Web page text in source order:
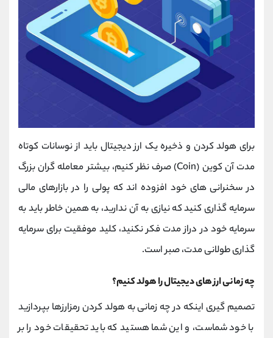
برای هولد کردن و ذخیره یک ارز دیجیتال باید از نوسانات کوتاه
مدت آن کوین (Coin)صرف نظر کنیم، بیشتر معامله گران بزرگ
در سخنرانی های خود افزوده اند که پولی را در بازارهای مالی
سرمایه گذاری کنید که نیازی به آن ندارید، به همین خاطر باید به
سرمایه خود در دراز مدت فکر نکنید، کلید موفقیت برای سرمایه
گذاری طولانی مدت، صبر است.
چه زمانی ارز های دیجیتال را هولد کنیم؟
تصمیم گیری اینکه در چه زمانی به هولد کردن رمزارزها بپردازید
با خود شماست، و این شما هستید که باید تحقیقات خود را بر